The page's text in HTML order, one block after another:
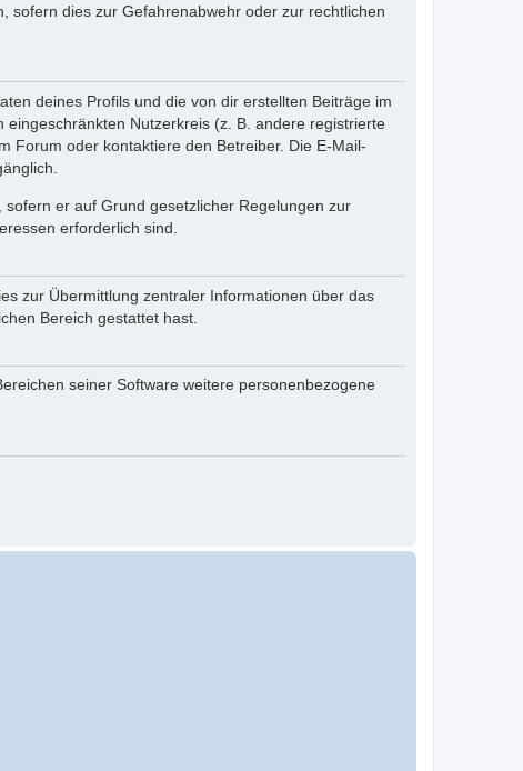
sofern dies zur Gefahrenabwehr oder zur rechtlichen
deines Profils und die von dir erstellten Beiträge im
Nutzerkreis (z. B. andere registrierte
Forum oder kontaktiere den Betreiber. Die E-Mail-
er auf Grund gesetzlicher Regelungen zur
erforderlich sind.
zur Übermittlung zentraler Informationen über das
Bereich gestattet hast.
seiner Software weitere personenbezogene